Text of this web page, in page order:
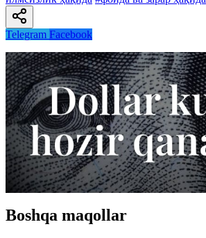
Telegram Facebook
Boshqa maqollar